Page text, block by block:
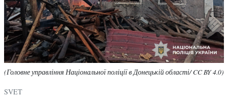
(Головне управління Національної поліції в Донецькій області/ CC BY 4.0)
SVET